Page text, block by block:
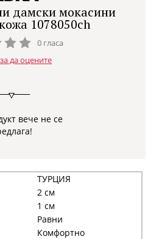
дамски мокасини
1078050ch
0 гласа
да оцените
вече не се
ТУРЦИЯ
2 см
1 см
Равни
Комфортно